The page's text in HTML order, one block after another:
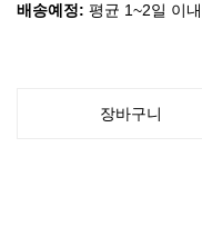
배송예정: 평균 1~2일 이
장바구니